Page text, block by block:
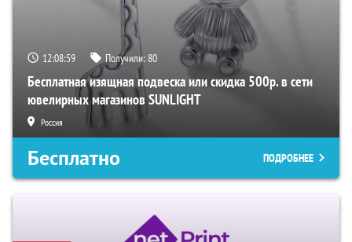
12:08:59 Получили:80
Бесплатная изящная подвеска или скидка 500р. в сети
ювелирных магазинов SUNLIGHT
Россия
Бесплатно ПОДРОБНЕЕ